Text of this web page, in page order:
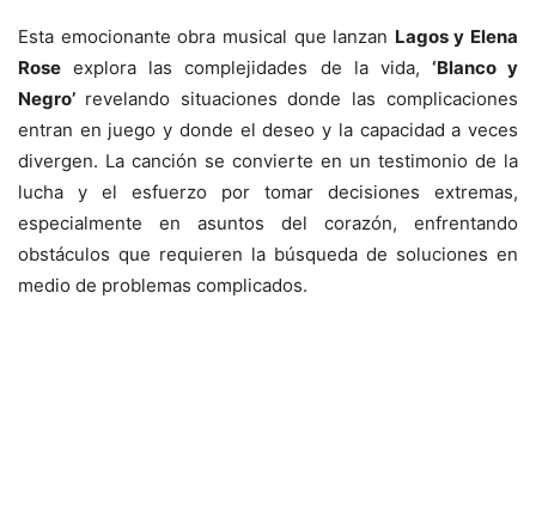
Esta emocionante obra musical que lanzan Lagos y Elena
Rose explora las complejidades de la vida, ‘Blanco y
Negro’ revelando situaciones donde las complicaciones
entran en juego y donde el deseo y la capacidad a veces
divergen. La canción se convierte en un testimonio de la
lucha y el esfuerzo por tomar decisiones extremas,
especialmente en asuntos del corazón, enfrentando
obstáculos que requieren la búsqueda de soluciones en
medio de problemas complicados.